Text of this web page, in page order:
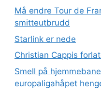
Må endre Tour de
smitteutbrudd
Starlink er nede
Christian Cappis
Smell på
europaligahåpet